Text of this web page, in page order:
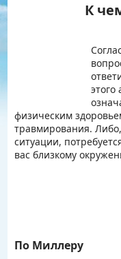
К
этого
физическим
травмирования.
ситуации,
вас близкому
По Миллеру